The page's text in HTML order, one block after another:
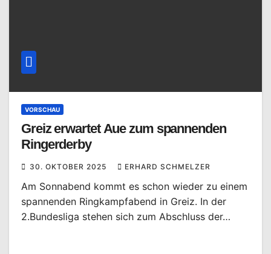
VORSCHAU
Greiz erwartet Aue zum spannenden
Ringerderby
30. OKTOBER 2025 ERHARD SCHMELZER
Am Sonnabend kommt es schon wieder zu einem
spannenden Ringkampfabend in Greiz. In der
2.Bundesliga stehen sich zum Abschluss der…